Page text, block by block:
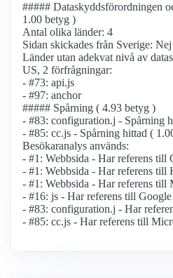
##### Dataskyddsförordningen
1.00 betyg )
Antal olika länder: 4
Sidan skickades från Sverige: Nej
Länder utan adekvat nivå av
US, 2 förfrågningar:
- #73: api.js
- #97: anchor
##### Spårning ( 4.93 betyg )
- #83: configuration.j - Spårning
- #85: cc.js - Spårning hittad (
Besökaranalys används:
- #1: Webbsida - Har referens till
- #1: Webbsida - Har referens till
- #1: Webbsida - Har referens till
- #16: js - Har referens till
- #83: configuration.j - Har
- #85: cc.js - Har referens till